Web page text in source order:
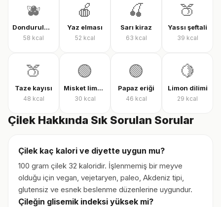
🫐
Dondurulmuş karışık meyve
58 kcal
🍎
Yaz elması
52 kcal
🍒
Sarı kiraz
63 kcal
🍑
Yassı şeftali
39 kcal
🍑
Taze kayısı
48 kcal
🟢
Misket limonu
30 kcal
🟢
Papaz eriği
46 kcal
🍋
Limon dilimi
29 kcal
Çilek Hakkında Sık Sorulan Sorular
Çilek kaç kalori ve diyette uygun mu?
100 gram çilek 32 kaloridir. İşlenmemiş bir meyve
olduğu için vegan, vejetaryen, paleo, Akdeniz tipi,
glutensiz ve esnek beslenme düzenlerine uygundur.
Çileğin glisemik indeksi yüksek mi?